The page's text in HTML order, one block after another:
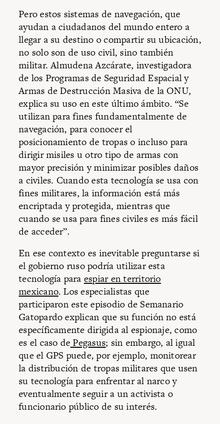
Pero estos sistemas de navegación, que
ayudan a ciudadanos del mundo entero a
llegar a su destino o compartir su ubicación,
no solo son de uso civil, sino también
militar. Almudena Azcárate, investigadora
de los Programas de Seguridad Espacial y
Armas de Destrucción Masiva de la ONU,
explica su uso en este último ámbito. “Se
utilizan para fines fundamentalmente de
navegación, para conocer el
posicionamiento de tropas o incluso para
dirigir misiles u otro tipo de armas con
mayor precisión y minimizar posibles daños
a civiles. Cuando esta tecnología se usa con
fines militares, la información está más
encriptada y protegida, mientras que
cuando se usa para fines civiles es más fácil
de acceder”.
En ese contexto es inevitable preguntarse si
el gobierno ruso podría utilizar esta
tecnología para espiar en territorio
mexicano. Los especialistas que
participaron este episodio de Semanario
Gatopardo explican que su función no está
específicamente dirigida al espionaje, como
es el caso dePegasus; sin embargo, al igual
que el GPS puede, por ejemplo, monitorear
la distribución de tropas militares que usen
su tecnología para enfrentar al narco y
eventualmente seguir a un activista o
funcionario público de su interés.